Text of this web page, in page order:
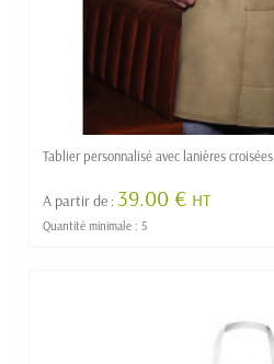
Tablier personnalisé avec lanières croisées
A partir de : 39.00 € HT
Quantité minimale : 5